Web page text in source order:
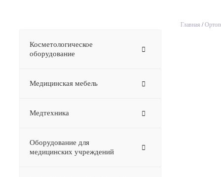
Главная /
Косметологическое
оборудование
Медицинская мебель
Медтехника
Оборудование для
медицинских учреждений